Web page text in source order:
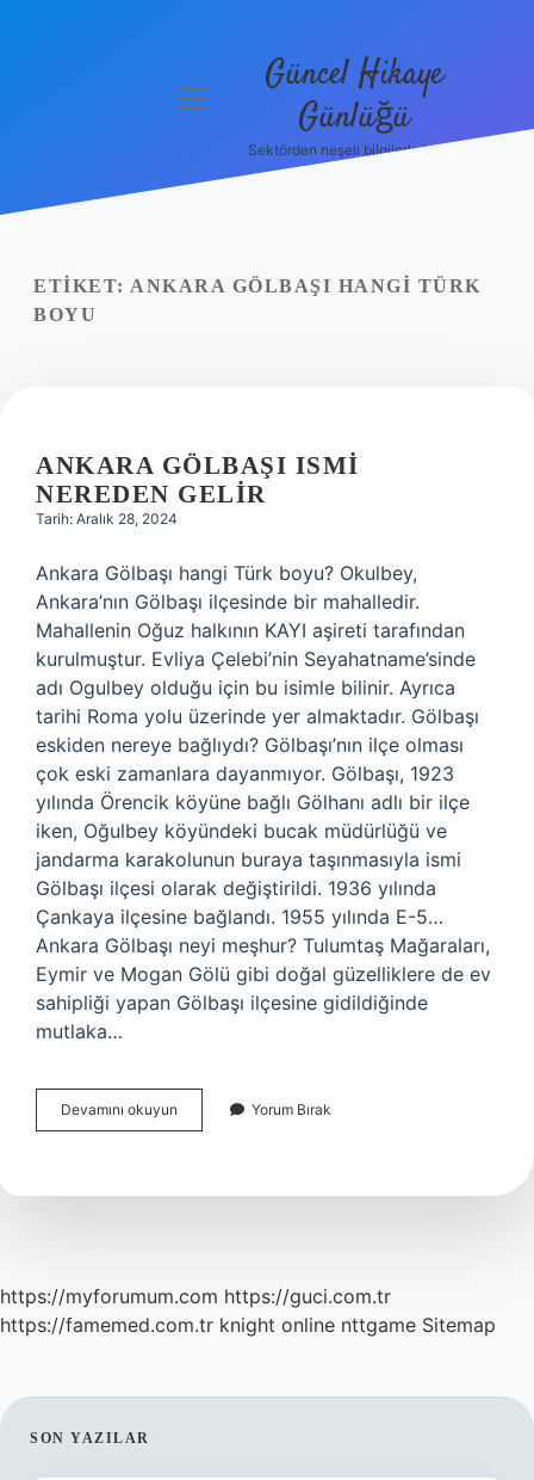
Yasal Uyarı
menüyü
Güncel Hikaye
Günlüğü
Sektörden neşeli bilgilerle tanış!
ETIKET: ANKARA GÖLBAŞI HANGI TÜRK
BOYU
ANKARA GÖLBAŞI ISMI
NEREDEN GELIR
Tarih: Aralık 28, 2024
Ankara Gölbaşı hangi Türk boyu? Okulbey,
Ankara’nın Gölbaşı ilçesinde bir mahalledir.
Mahallenin Oğuz halkının KAYI aşireti tarafından
kurulmuştur. Evliya Çelebi’nin Seyahatname’sinde
adı Ogulbey olduğu için bu isimle bilinir. Ayrıca
tarihi Roma yolu üzerinde yer almaktadır. Gölbaşı
eskiden nereye bağlıydı? Gölbaşı’nın ilçe olması
çok eski zamanlara dayanmıyor. Gölbaşı, 1923
yılında Örencik köyüne bağlı Gölhanı adlı bir ilçe
iken, Oğulbey köyündeki bucak müdürlüğü ve
jandarma karakolunun buraya taşınmasıyla ismi
Gölbaşı ilçesi olarak değiştirildi. 1936 yılında
Çankaya ilçesine bağlandı. 1955 yılında E-5…
Ankara Gölbaşı neyi meşhur? Tulumtaş Mağaraları,
Eymir ve Mogan Gölü gibi doğal güzelliklere de ev
sahipliği yapan Gölbaşı ilçesine gidildiğinde
mutlaka…
Devamını okuyun
Gölbaşı
Gelir
Yorum Bırak
https://myforumum.com https://guci.com.tr
https://famemed.com.tr knight online nttgame Sitemap
SIDEBAR
SON YAZILAR